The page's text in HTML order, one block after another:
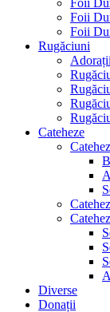
Foii
Foii
Foii
Rugăciuni
Adorații
Cateheze
Diverse
Donații